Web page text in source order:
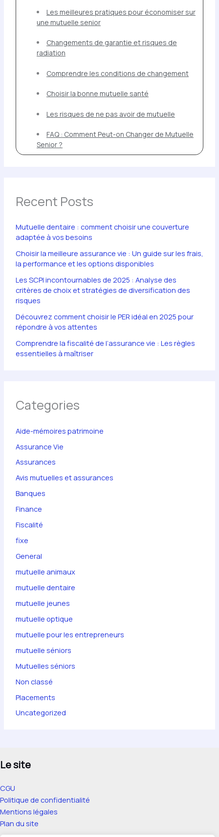
Les meilleures pratiques pour économiser sur
une mutuelle senior
Changements de garantie et risques de
radiation
Comprendre les conditions de changement
Choisir la bonne mutuelle santé
Les risques de ne pas avoir de mutuelle
FAQ : Comment Peut-on Changer de Mutuelle
Senior ?
Recent Posts
Mutuelle dentaire : comment choisir une couverture
adaptée à vos besoins
Choisir la meilleure assurance vie : Un guide sur les frais,
la performance et les options disponibles
Les SCPI incontournables de 2025 : Analyse des
critères de choix et stratégies de diversification des
risques
Découvrez comment choisir le PER idéal en 2025 pour
répondre à vos attentes
Comprendre la fiscalité de l’assurance vie : Les règles
essentielles à maîtriser
Categories
Aide-mémoires patrimoine
Assurance Vie
Assurances
Avis mutuelles et assurances
Banques
Finance
Fiscalité
fixe
General
mutuelle animaux
mutuelle dentaire
mutuelle jeunes
mutuelle optique
mutuelle pour les entrepreneurs
mutuelle séniors
Mutuelles séniors
Non classé
Placements
Uncategorized
Le site
CGU
Politique de confidentialité
Mentions légales
Plan du site